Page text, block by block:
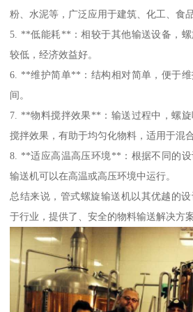
粉、水泥等，广泛应用于建筑、化工、食
5. **低能耗**：相较于其他输送设备，
较低，经济效益好。
6. **维护简单**：结构相对简单，便于
间。
7. **物料搅拌效果**：输送过程中，螺
搅拌效果，有助于均匀化物料，适用于混
8. **适应高温高压环境**：根据不同的
输送机可以在高温或高压环境中运行。
总结来说，管式螺旋输送机以其优越的
于行业，提供了、安全的物料输送解决方案